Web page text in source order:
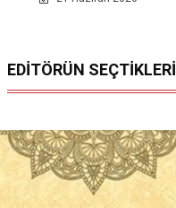
EDİTÖRÜN SEÇTİKLERİ